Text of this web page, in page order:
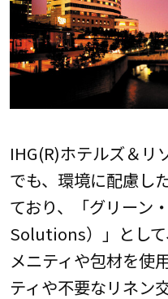
IHG(R)ホテルズ＆リ
でも、環境に配慮し
ており、「グリーン
Solutions）」とし
メニティや包材を使
ティや不要なリネン